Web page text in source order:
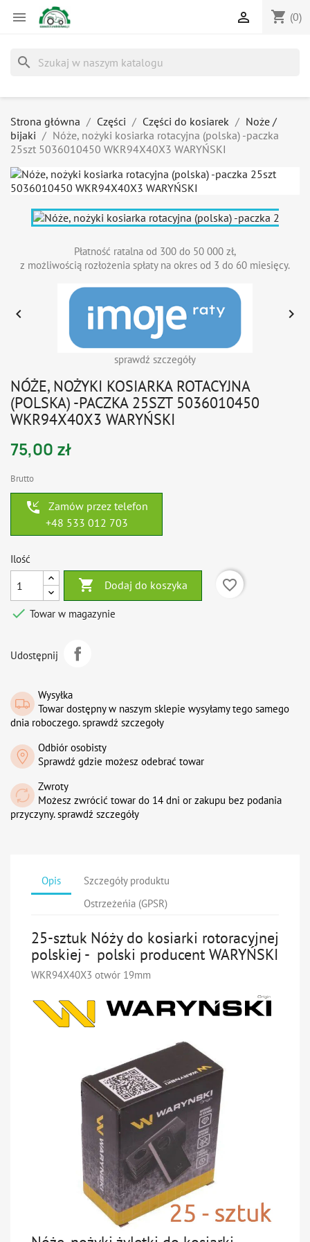
 shopping_cart (0)

search
Strona główna Części Części do kosiarek
Noże /
bijaki
Nóże, nożyki kosiarka rotacyjna (polska) -paczka
25szt 5036010450 WKR94X40X3 WARYŃSKI
Płatność ratalna od 300 do 50 000 zł,
z możliwością rozłożenia spłaty na okres od 3 do 60 miesięcy.
sprawdź szczegóły
 
NÓŻE, NOŻYKI KOSIARKA ROTACYJNA
(POLSKA) -PACZKA 25SZT 5036010450
WKR94X40X3 WARYŃSKI
75,00 zł
Brutto
phone_callback
Zamów przez telefon
+48 533 012 703
Ilość
 Dodaj do koszyka
favorite_border
 Towar w magazynie
Udostępnij
Wysyłka
Towar dostępny w naszym sklepie wysyłamy tego samego
dnia roboczego. sprawdź szczegoły
Odbiór osobisty
Sprawdź gdzie możesz odebrać towar
Zwroty
Możesz zwrócić towar do 14 dni or zakupu bez podania
przyczyny. sprawdź szczegóły
Opis
Szczegóły produktu
Ostrzeżeńia (GPSR)
25-sztuk Nóży do kosiarki rotoracyjnej
polskiej - polski producent WARYŃSKI
WKR94X40X3 otwór 19mm